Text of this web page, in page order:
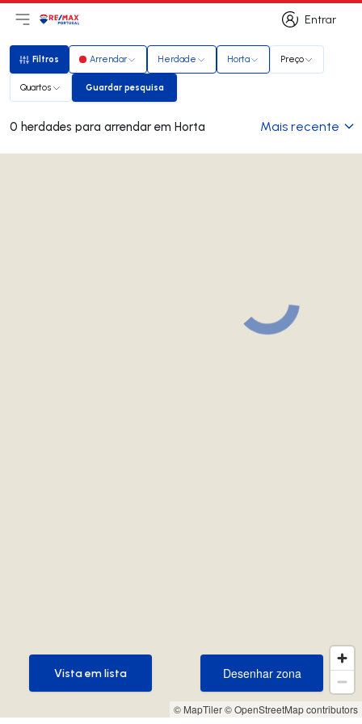
Entrar
Entrar
Abri menu principal
LogoIr para página inicial
Filtros
Filtros Arrendar Herdade Horta Preço
Quartos Guardar pesquisa
Guardar pesquisa
0 herdades para arrendar em Horta Mais recente
© MapTiler© OpenStreetMap contributors
Desenhar zona
Desenhar zona
Vista em lista
Vista em lista